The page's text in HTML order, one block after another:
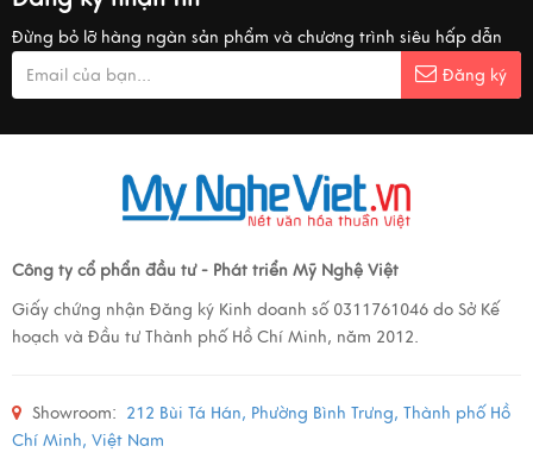
Đừng bỏ lỡ hàng ngàn sản phẩm và chương trình siêu hấp dẫn
Đăng ký
Công ty cổ phẩn đầu tư - Phát triển Mỹ Nghệ Việt
Giấy chứng nhận Đăng ký Kinh doanh số 0311761046 do Sở Kế
hoạch và Đầu tư Thành phố Hồ Chí Minh, năm 2012.
Showroom: 212 Bùi Tá Hán, Phường Bình Trưng, Thành phố Hồ
Chí Minh, Việt Nam